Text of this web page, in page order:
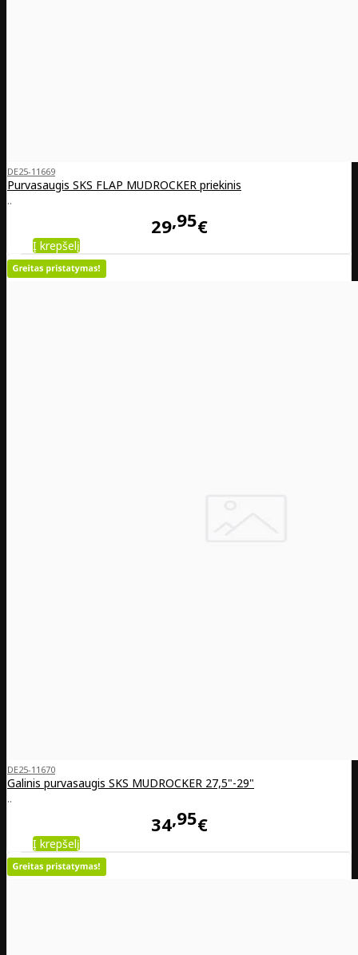
DE25-11669
Purvasaugis SKS FLAP MUDROCKER priekinis
..
29 95€
Į krepšelį
DE25-11670
Galinis purvasaugis SKS MUDROCKER 27,5"-29"
..
34 95€
Į krepšelį